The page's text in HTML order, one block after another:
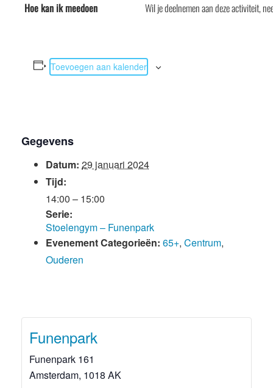
Hoe kan ik meedoen
Wil je deelnemen aan deze activiteit,
Toevoegen aan kalender
Gegevens
Datum: 29 januari 2024
Tijd:
14:00 – 15:00
Serie:
Stoelengym – Funenpark
Evenement Categorieën: 65+, Centrum,
Ouderen
Funenpark
Funenpark 161
Amsterdam, 1018 AK